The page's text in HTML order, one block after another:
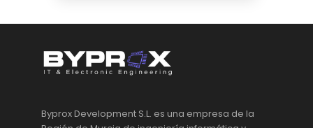
Byprox Development S.L. es una empresa de la